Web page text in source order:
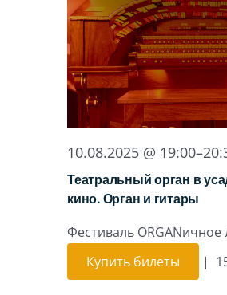
10.08.2025 @ 19:00–
Театральный орган в
кино. Орган и гитары
Фестиваль
Купить билеты
|